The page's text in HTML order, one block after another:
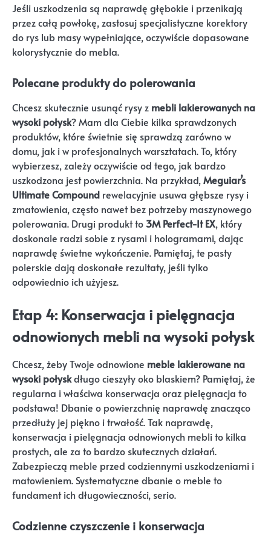
Jeśli uszkodzenia są naprawdę głębokie i przenikają
przez całą powłokę, zastosuj specjalistyczne korektory
do rys lub masy wypełniające, oczywiście dopasowane
kolorystycznie do mebla.
Polecane produkty do polerowania
Chcesz skutecznie usunąć rysy z mebli lakierowanych na
wysoki połysk? Mam dla Ciebie kilka sprawdzonych
produktów, które świetnie się sprawdzą zarówno w
domu, jak i w profesjonalnych warsztatach. To, który
wybierzesz, zależy oczywiście od tego, jak bardzo
uszkodzona jest powierzchnia. Na przykład,Meguiar’s
Ultimate Compound rewelacyjnie usuwa głębsze rysy i
zmatowienia, często nawet bez potrzeby maszynowego
polerowania. Drugi produkt to 3M Perfect-It EX, który
doskonale radzi sobie z rysami i hologramami, dając
naprawdę świetne wykończenie. Pamiętaj, te pasty
polerskie dają doskonałe rezultaty, jeśli tylko
odpowiednio ich użyjesz.
Etap 4: Konserwacja i pielęgnacja
odnowionych mebli na wysoki połysk
Chcesz, żeby Twoje odnowione meble lakierowane na
wysoki połyskdługo cieszyły oko blaskiem? Pamiętaj, że
regularna i właściwa konserwacja oraz pielęgnacja to
podstawa! Dbanie o powierzchnię naprawdę znacząco
przedłuży jej piękno i trwałość. Tak naprawdę,
konserwacja i pielęgnacja odnowionych mebli to kilka
prostych, ale za to bardzo skutecznych działań.
Zabezpieczą meble przed codziennymi uszkodzeniami i
matowieniem. Systematyczne dbanie o meble to
fundament ich długowieczności, serio.
Codzienne czyszczenie i konserwacja